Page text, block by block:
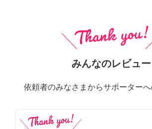
みんなのレビュー
依頼者のみなさまからサポーター